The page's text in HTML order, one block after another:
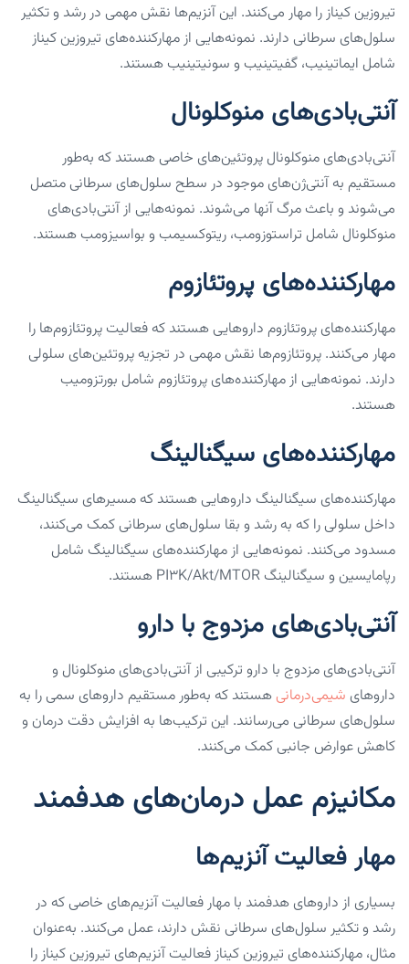
تیروزین کیناز را مهار می‌کنند. این آنزیم‌ها نقش مهمی در رشد و تکثیر
سلول‌های سرطانی دارند. نمونه‌هایی از مهارکننده‌های تیروزین کیناز
شامل ایماتینیب، گفیتینیب و سونیتینیب هستند.
آنتی‌بادی‌های منوکلونال
آنتی‌بادی‌های منوکلونال پروتئین‌های خاصی هستند که به‌طور
مستقیم به آنتی‌ژن‌های موجود در سطح سلول‌های سرطانی متصل
می‌شوند و باعث مرگ آنها می‌شوند. نمونه‌هایی از آنتی‌بادی‌های
منوکلونال شامل تراستوزومب، ریتوکسیمب و بواسیزومب هستند.
مهارکننده‌های پروتئازوم
مهارکننده‌های پروتئازوم داروهایی هستند که فعالیت پروتئازوم‌ها را
مهار می‌کنند. پروتئازوم‌ها نقش مهمی در تجزیه پروتئین‌های سلولی
دارند. نمونه‌هایی از مهارکننده‌های پروتئازوم شامل بورتزومیب
هستند.
مهارکننده‌های سیگنالینگ
مهارکننده‌های سیگنالینگ داروهایی هستند که مسیرهای سیگنالینگ
داخل سلولی را که به رشد و بقا سلول‌های سرطانی کمک می‌کنند،
مسدود می‌کنند. نمونه‌هایی از مهارکننده‌های سیگنالینگ شامل
رپامایسین و سیگنالینگ PI3K/Akt/mTOR هستند.
آنتی‌بادی‌های مزدوج با دارو
آنتی‌بادی‌های مزدوج با دارو ترکیبی از آنتی‌بادی‌های منوکلونال و
داروهای شیمی‌درمانی هستند که به‌طور مستقیم داروهای سمی را به
سلول‌های سرطانی می‌رسانند. این ترکیب‌ها به افزایش دقت درمان و
کاهش عوارض جانبی کمک می‌کنند.
مکانیزم عمل درمان‌های هدفمند
مهار فعالیت آنزیم‌ها
بسیاری از داروهای هدفمند با مهار فعالیت آنزیم‌های خاصی که در
رشد و تکثیر سلول‌های سرطانی نقش دارند، عمل می‌کنند. به‌عنوان
مثال، مهارکننده‌های تیروزین کیناز فعالیت آنزیم‌های تیروزین کیناز را